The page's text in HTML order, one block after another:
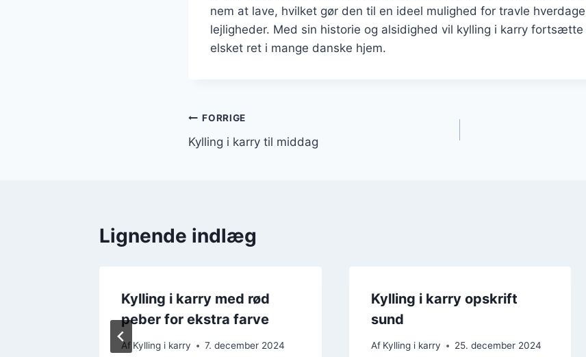
nem at lave, hvilket gør den til en ideel mulighed for travle
lejligheder. Med sin historie og alsidighed vil kylling i karry
elsket ret i mange danske hjem.
Indlægsnavigation
FORRIGE
Kylling i karry til middag
Lignende indlæg
Kylling i karry med rød
peber for ekstra farve
Af Kylling i karry 7. december 2024
Kylling i karry opskrift
sund
Af Kylling i karry 25. december 2024